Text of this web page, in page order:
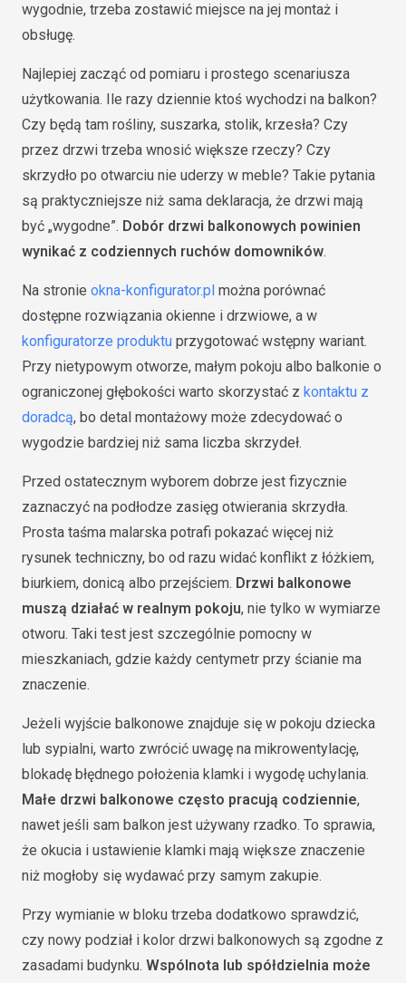
wygodnie, trzeba zostawić miejsce na jej montaż i
obsługę.
Najlepiej zacząć od pomiaru i prostego scenariusza
użytkowania. Ile razy dziennie ktoś wychodzi na balkon?
Czy będą tam rośliny, suszarka, stolik, krzesła? Czy
przez drzwi trzeba wnosić większe rzeczy? Czy
skrzydło po otwarciu nie uderzy w meble? Takie pytania
są praktyczniejsze niż sama deklaracja, że drzwi mają
być „wygodne”. Dobór drzwi balkonowych powinien
wynikać z codziennych ruchów domowników.
Na stronie okna-konfigurator.pl można porównać
dostępne rozwiązania okienne i drzwiowe, a w
konfiguratorze produktu przygotować wstępny wariant.
Przy nietypowym otworze, małym pokoju albo balkonie o
ograniczonej głębokości warto skorzystać z kontaktu z
doradcą, bo detal montażowy może zdecydować o
wygodzie bardziej niż sama liczba skrzydeł.
Przed ostatecznym wyborem dobrze jest fizycznie
zaznaczyć na podłodze zasięg otwierania skrzydła.
Prosta taśma malarska potrafi pokazać więcej niż
rysunek techniczny, bo od razu widać konflikt z łóżkiem,
biurkiem, donicą albo przejściem. Drzwi balkonowe
muszą działać w realnym pokoju, nie tylko w wymiarze
otworu. Taki test jest szczególnie pomocny w
mieszkaniach, gdzie każdy centymetr przy ścianie ma
znaczenie.
Jeżeli wyjście balkonowe znajduje się w pokoju dziecka
lub sypialni, warto zwrócić uwagę na mikrowentylację,
blokadę błędnego położenia klamki i wygodę uchylania.
Małe drzwi balkonowe często pracują codziennie,
nawet jeśli sam balkon jest używany rzadko. To sprawia,
że okucia i ustawienie klamki mają większe znaczenie
niż mogłoby się wydawać przy samym zakupie.
Przy wymianie w bloku trzeba dodatkowo sprawdzić,
czy nowy podział i kolor drzwi balkonowych są zgodne z
zasadami budynku. Wspólnota lub spółdzielnia może